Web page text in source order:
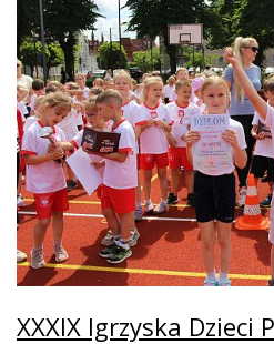
XXXIX Igrzyska Dzieci